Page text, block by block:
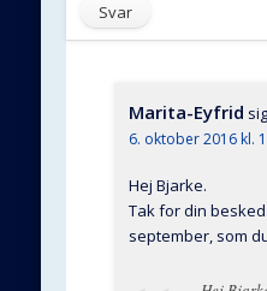
Svar
Marita-Eyfrid
6. oktober 2016 kl.
Hej Bjarke.
Tak for din
september, som